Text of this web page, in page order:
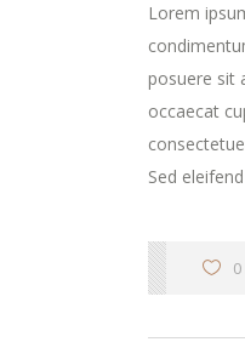
Lorem
posuere sit
occaecat
Sed